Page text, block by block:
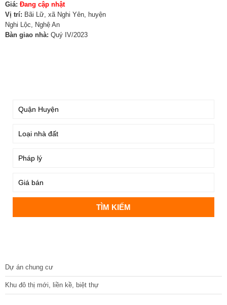
Giá: Đang cập nhật
Vị trí: Bãi Lữ, xã Nghi Yên, huyện
Nghi Lộc, Nghệ An
Bàn giao nhà: Quý IV/2023
Dự án chung cư
Khu đô thị mới, liền kề, biệt thự